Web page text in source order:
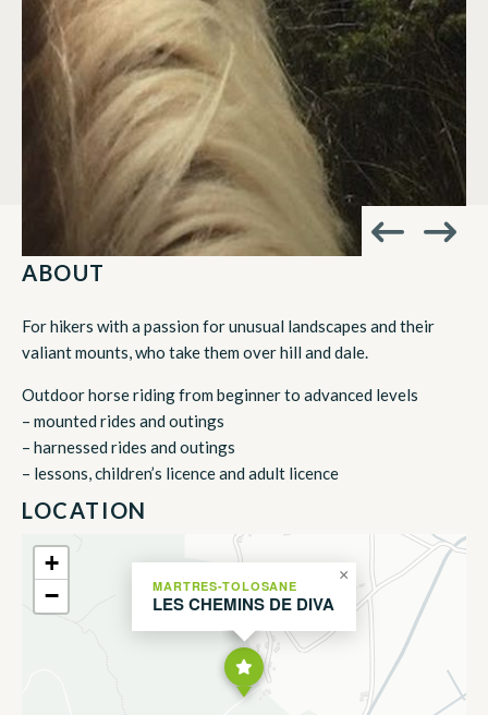
ABOUT
For hikers with a passion for unusual landscapes and their
valiant mounts, who take them over hill and dale.
Outdoor horse riding from beginner to advanced levels
– mounted rides and outings
– harnessed rides and outings
– lessons, children’s licence and adult licence
LOCATION
MARTRES-TOLOSANE
LES CHEMINS DE DIVA
×
+
−